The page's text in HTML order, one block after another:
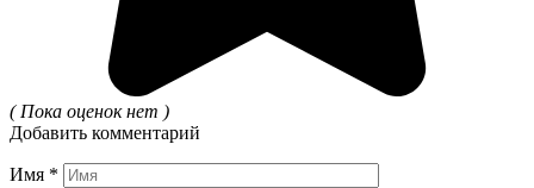
( Пока оценок нет )
Добавить комментарий
Имя *